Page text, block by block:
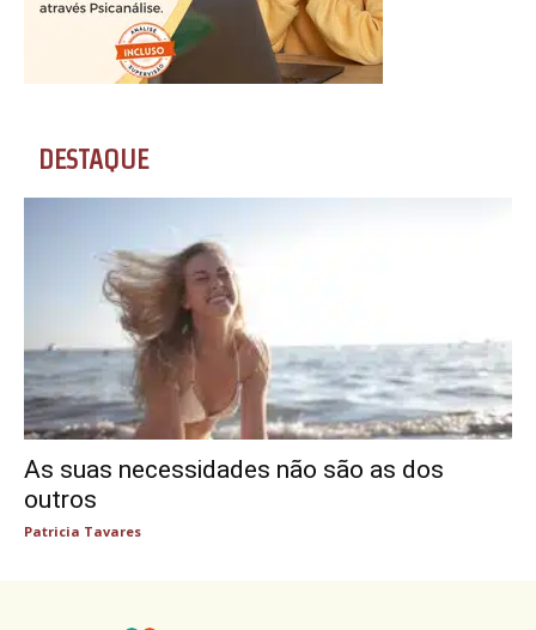
DESTAQUE
As suas necessidades não são as dos
outros
Patricia Tavares